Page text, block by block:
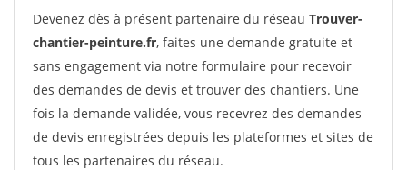
Devenez dès à présent partenaire du réseau Trouver-
chantier-peinture.fr, faites une demande gratuite et
sans engagement via notre formulaire pour recevoir
des demandes de devis et trouver des chantiers. Une
fois la demande validée, vous recevrez des demandes
de devis enregistrées depuis les plateformes et sites de
tous les partenaires du réseau.